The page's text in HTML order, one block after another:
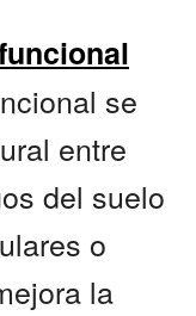
se
entre
del suelo
o
la